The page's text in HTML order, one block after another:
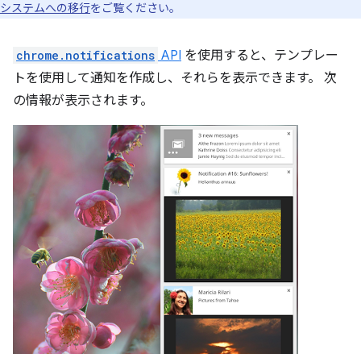
システムへの移行をご覧ください。
chrome.notifications API を使用すると、テンプレー
トを使用して通知を作成し、それらを表示できます。 次
の情報が表示されます。